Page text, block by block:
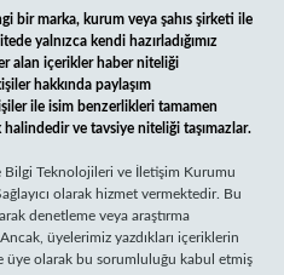
bir marka, kurum veya şahıs şirketi ile
yalnızca kendi hazırladığımız
alan içerikler haber niteliği
hakkında paylaşım
ile isim benzerlikleri tamamen
ve tavsiye niteliği taşımazlar.
Bilgi Teknolojileri ve İletişim Kurumu
olarak hizmet vermektedir. Bu
denetleme veya araştırma
üyelerimiz yazdıkları içeriklerin
üye olarak bu sorumluluğu kabul etmiş